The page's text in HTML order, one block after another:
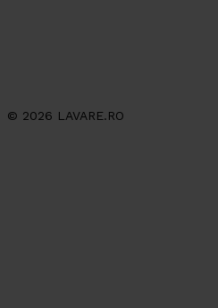
© 2026 LAVARE.RO